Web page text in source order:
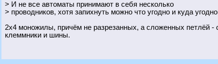
> И не все автоматы принимают в себя несколько
> проводников, хотя запихнуть можно что угодно и куда
2х4 моножилы, причём не разрезанных, а сложенных петлёй -
клеммники и шины.